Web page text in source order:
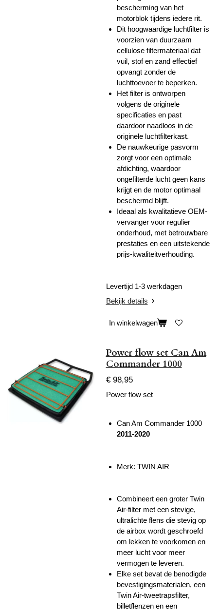
bescherming van het
motorblok tijdens iedere rit.
Dit hoogwaardige luchtfilter is
voorzien van duurzaam
cellulose filtermateriaal dat
vuil, stof en zand effectief
opvangt zonder de
luchttoevoer te beperken.
Het filter is ontworpen
volgens de originele
specificaties en past
daardoor naadloos in de
originele luchtfilterkast.
De nauwkeurige pasvorm
zorgt voor een optimale
afdichting, waardoor
ongefilterde lucht geen kans
krijgt en de motor optimaal
beschermd blijft.
Ideaal als kwalitatieve OEM-
vervanger voor regulier
onderhoud, met betrouwbare
prestaties en een uitstekende
prijs-kwaliteitverhouding.
Levertijd 1-3 werkdagen
Bekijk details
In winkelwagen
Power flow set Can Am
Commander 1000
€ 98,95
Power flow set
Can Am Commander 1000
2011-2020
Merk: TWIN AIR
Combineert een groter Twin
Air-filter met een stevige,
ultralichte flens die stevig op
de airbox wordt geschroefd
om lekken te voorkomen en
meer lucht voor meer
vermogen te leveren.
Elke set bevat de benodigde
bevestigingsmaterialen, een
Twin Air-tweetrapsfilter,
billetflenzen en een